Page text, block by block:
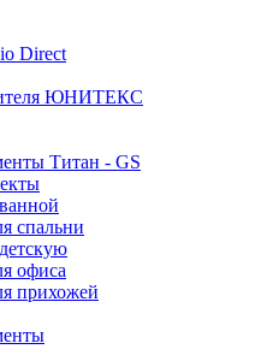
Direct
ЮНИТЕКС
Титан - GS
спальни
офиса
прихожей